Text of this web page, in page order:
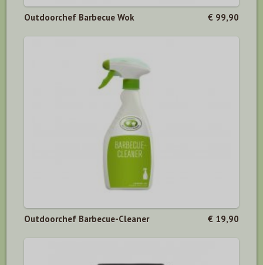
Outdoorchef Barbecue Wok € 99,90
Outdoorchef Barbecue-Cleaner € 19,90